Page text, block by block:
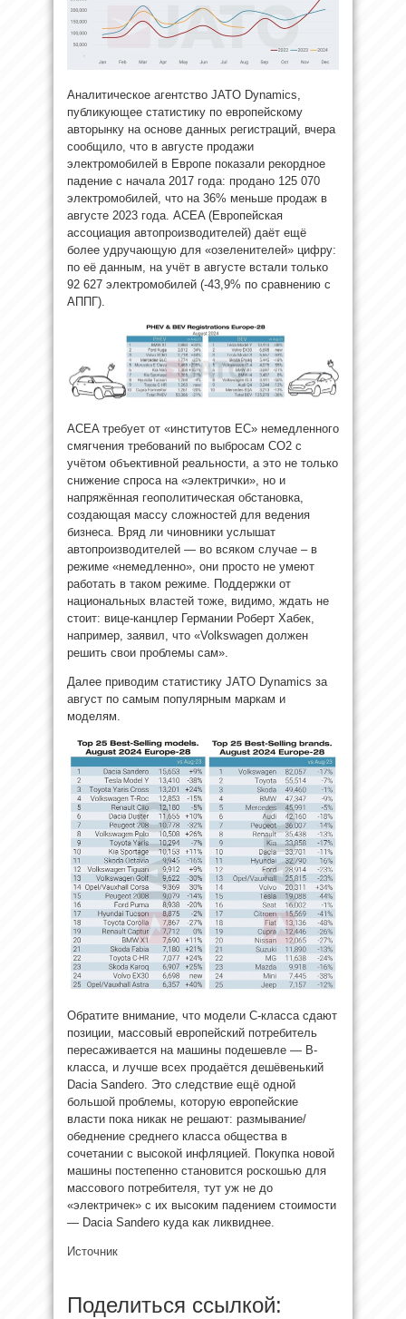
Аналитическое агентство JATO Dynamics,
публикующее статистику по европейскому
авторынку на основе данных регистраций, вчера
сообщило, что в августе продажи
электромобилей в Европе показали рекордное
падение с начала 2017 года: продано 125 070
электромобилей, что на 36% меньше продаж в
августе 2023 года. ACEA (Европейская
ассоциация автопроизводителей) даёт ещё
более удручающую для «озеленителей» цифру:
по её данным, на учёт в августе встали только
92 627 электромобилей (-43,9% по сравнению с
АППГ).
ACEA требует от «институтов ЕС» немедленного
смягчения требований по выбросам CO2 с
учётом объективной реальности, а это не только
снижение спроса на «электрички», но и
напряжённая геополитическая обстановка,
создающая массу сложностей для ведения
бизнеса. Вряд ли чиновники услышат
автопроизводителей — во всяком случае – в
режиме «немедленно», они просто не умеют
работать в таком режиме. Поддержки от
национальных властей тоже, видимо, ждать не
стоит: вице-канцлер Германии Роберт Хабек,
например, заявил, что «Volkswagen должен
решить свои проблемы сам».
Далее приводим статистику JATO Dynamics за
август по самым популярным маркам и
моделям.
Обратите внимание, что модели С-класса сдают
позиции, массовый европейский потребитель
пересаживается на машины подешевле — В-
класса, и лучше всех продаётся дешёвенький
Dacia Sandero. Это следствие ещё одной
большой проблемы, которую европейские
власти пока никак не решают: размывание/
обеднение среднего класса общества в
сочетании с высокой инфляцией. Покупка новой
машины постепенно становится роскошью для
массового потребителя, тут уж не до
«электричек» с их высоким падением стоимости
— Dacia Sandero куда как ликвиднее.
Источник
Поделиться ссылкой: